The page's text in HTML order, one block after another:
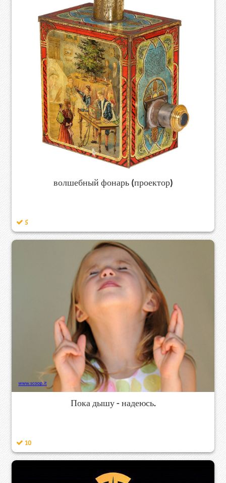
волшебный фонарь (проектор)
5
Пока дышу - надеюсь.
10